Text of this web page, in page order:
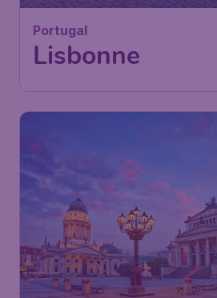
Portugal
Lisbonne
Allemagne